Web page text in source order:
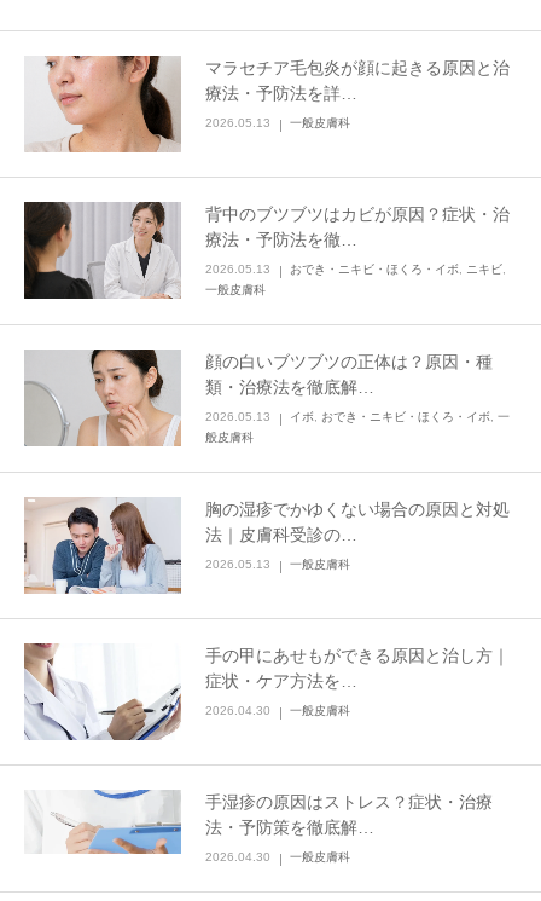
マラセチア毛包炎が顔に起きる原因と治
療法・予防法を詳…
2026.05.13 一般皮膚科
背中のブツブツはカビが原因？症状・治
療法・予防法を徹…
2026.05.13 おでき・ニキビ・ほくろ・イボ ニキビ
一般皮膚科
顔の白いブツブツの正体は？原因・種
類・治療法を徹底解…
2026.05.13 イボ おでき・ニキビ・ほくろ・イボ
一
般皮膚科
胸の湿疹でかゆくない場合の原因と対処
法｜皮膚科受診の…
2026.05.13 一般皮膚科
手の甲にあせもができる原因と治し方｜
症状・ケア方法を…
2026.04.30 一般皮膚科
手湿疹の原因はストレス？症状・治療
法・予防策を徹底解…
2026.04.30 一般皮膚科
言語
简体中文
English